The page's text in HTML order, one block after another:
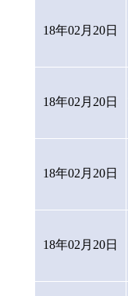
18年02月20日
18年02月20日
18年02月20日
18年02月20日